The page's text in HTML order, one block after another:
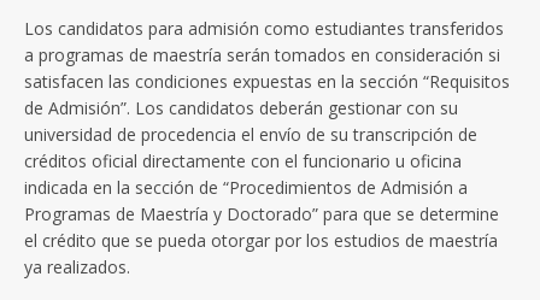
Los candidatos para admisión como estudiantes transferidos
a programas de maestría serán tomados en consideración si
satisfacen las condiciones expuestas en la sección “Requisitos
de Admisión”. Los candidatos deberán gestionar con su
universidad de procedencia el envío de su transcripción de
créditos oficial directamente con el funcionario u oficina
indicada en la sección de “Procedimientos de Admisión a
Programas de Maestría y Doctorado” para que se determine
el crédito que se pueda otorgar por los estudios de maestría
ya realizados.